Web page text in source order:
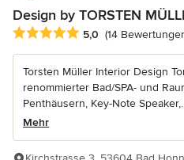
Design by TORSTEN
Durchschnittliche Bewertung:
5,0 (14
Torsten Müller Interior Design
renommierter Bad/SPA- und
Penthäusern, Key-Note
Mehr